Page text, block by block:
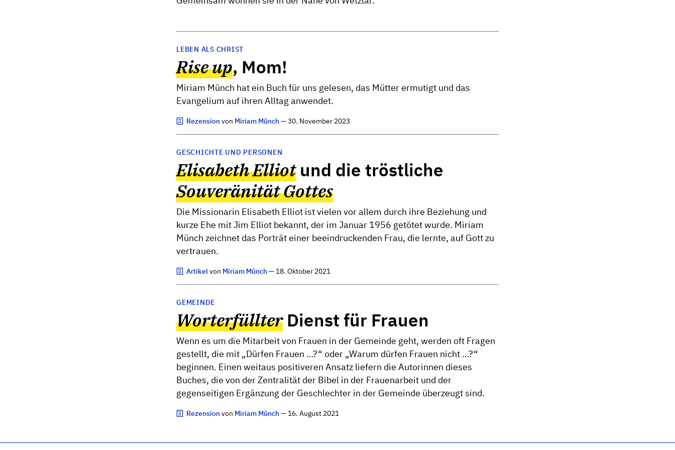
LEBEN ALS CHRIST
Rise up, Mom!
Miriam Münch hat ein Buch für uns gelesen, das Mütter ermutigt und das
Evangelium auf ihren Alltag anwendet.
Rezensionvon Miriam Münch— 30. November 2023
GESCHICHTE UND PERSONEN
Elisabeth Elliotund die tröstliche
Souveränität Gottes
Die Missionarin Elisabeth Elliot ist vielen vor allem durch ihre Beziehung und
kurze Ehe mit Jim Elliot bekannt, der im Januar 1956 getötet wurde. Miriam
Münch zeichnet das Porträt einer beeindruckenden Frau, die lernte, auf Gott zu
vertrauen.
Artikelvon Miriam Münch— 18. Oktober 2021
GEMEINDE
WorterfüllterDienst für Frauen
Wenn es um die Mitarbeit von Frauen in der Gemeinde geht, werden oft Fragen
gestellt, die mit „Dürfen Frauen …?“ oder „Warum dürfen Frauen nicht …?“
beginnen. Einen weitaus positiveren Ansatz liefern die Autorinnen dieses
Buches, die von der Zentralität der Bibel in der Frauenarbeit und der
gegenseitigen Ergänzung der Geschlechter in der Gemeinde überzeugt sind.
Rezensionvon Miriam Münch— 16. August 2021